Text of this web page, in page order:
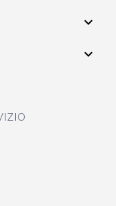
expand_more
expand_more